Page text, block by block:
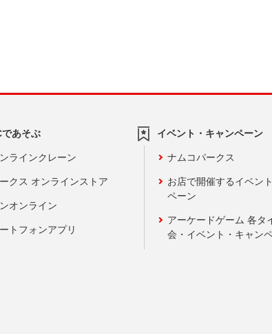
であそぶ
ラインクレーン
クス オンラインストア
オンライン
トフォンアプリ
イベント・キャンペーン
ナムコパークス
お店で開催するイベン
ペーン
アーケードゲーム 各タ
会・イベント・キャン